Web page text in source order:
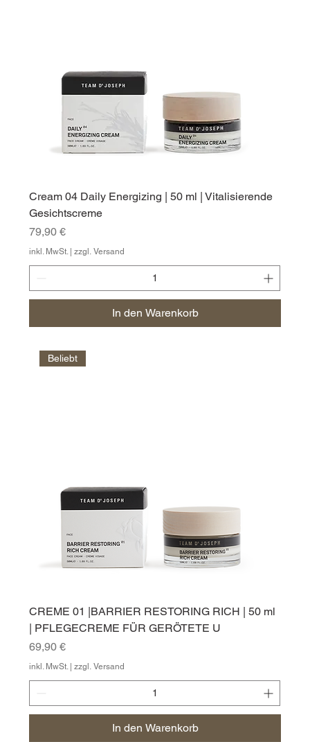
Cream 04 Daily Energizing | 50 ml | Vitalisierende
Gesichtscreme
Preis
79,90 €
inkl. MwSt.|zzgl. Versand
In den Warenkorb
Beliebt
CREME 01 |BARRIER RESTORING RICH | 50 ml
| PFLEGECREME FÜR GERÖTETE U
Preis
69,90 €
inkl. MwSt.|zzgl. Versand
In den Warenkorb